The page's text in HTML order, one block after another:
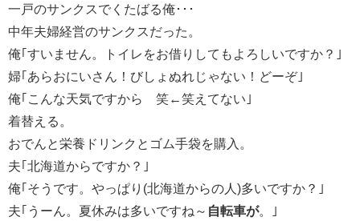
一戸のサンクスでくたばる俺･･･
中年夫婦経営のサンクスだった。
俺｢すいません。トイレをお借りしてもよろしいですか？｣
婦｢あらおにいさん！びしょぬれじゃない！どーぞ｣
俺｢こんな天気ですから 笑←笑えてない｣
着替える。
おでんと栄養ドリンクとゴム手袋を購入。
夫｢北海道からですか？｣
俺｢そうです。やっぱり(北海道からの人)多いですか？｣
夫｢うーん。夏休みは多いですね～ 自転車が。｣